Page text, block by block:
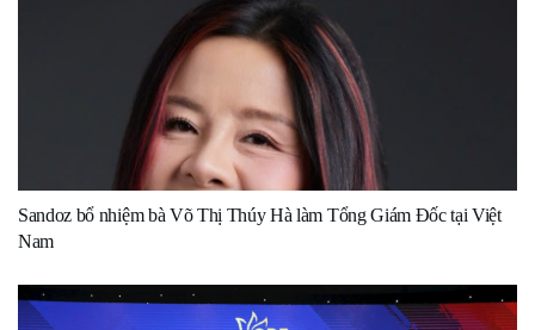
Sandoz bổ nhiệm bà Võ Thị Thúy Hà làm Tổng Giám Đốc tại Việt
Nam